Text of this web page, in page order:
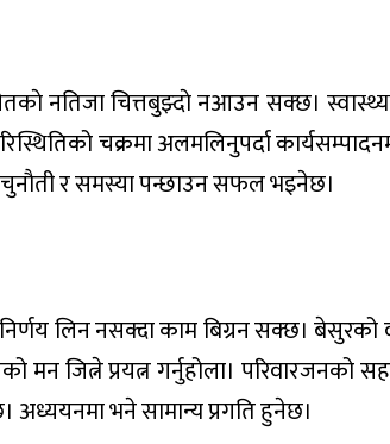
नतिजा चित्तबुझ्दाे नआउन सक्छ।
चक्रमा अलमलिनुपर्दा
र समस्या पन्छाउन सफल भइनेछ।
लिन नसक्दा काम बिग्रन सक्छ।
जित्ने प्रयत्न गर्नुहोला। परिवारजनको
भने सामान्य प्रगति हुनेछ।